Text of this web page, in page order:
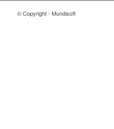
© Copyright - Mundisoft